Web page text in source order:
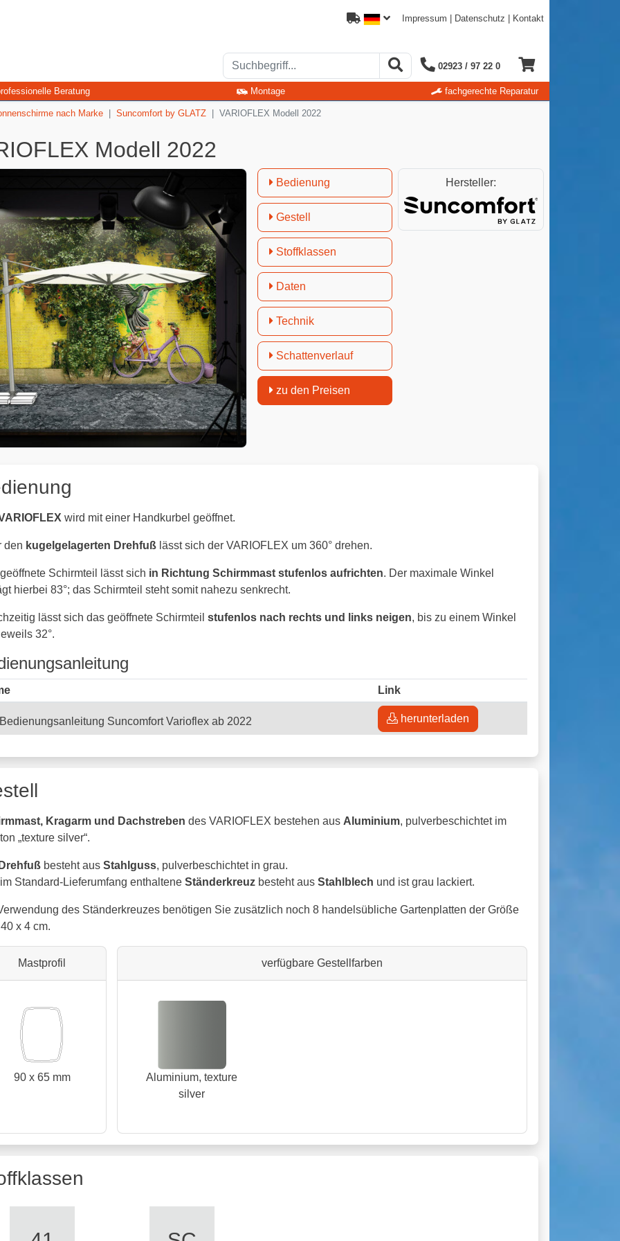
Impressum Datenschutz Kontakt
02923 / 97 22 0
Beratung Montage fachgerechte Reparatur
nach Marke Suncomfort by GLATZ VARIOFLEX Modell 2022
Modell 2022
Bedienung
Gestell
Stoffklassen
Daten
Technik
Schattenverlauf
zu den Preisen
Hersteller:
wird mit einer Handkurbel geöffnet.
den kugelgelagerten Drehfußlässt sich der VARIOFLEX um 360° drehen.
Schirmteil lässt sich in Richtung Schirmmast stufenlos aufrichten. Der maximale Winkel
hierbei 83°; das Schirmteil steht somit nahezu senkrecht.
lässt sich das geöffnete Schirmteil stufenlos nach rechts und links neigen, bis zu einem Winkel
32°.
Link
Suncomfort Varioflex ab 2022 herunterladen
Kragarm und Dachstreben des VARIOFLEX bestehen aus Aluminium, pulverbeschichtet im
„texture silver“.
besteht aus Stahlguss, pulverbeschichtet in grau.
Standard-Lieferumfang enthaltene Ständerkreuzbesteht aus Stahlblech und ist grau lackiert.
des Ständerkreuzes benötigen Sie zusätzlich noch 8 handelsübliche Gartenplatten der Größe
x 4 cm.
Mastprofil
90 x 65 mm
verfügbare Gestellfarben
Aluminium, texture
silver